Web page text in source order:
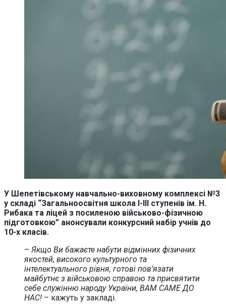
У Шепетівському навчально-виховному комплексі №3
у складі “Загальноосвітня школа І-ІІІ ступенів ім. Н.
Рибака та ліцей з посиленою військово-фізичною
підготовкою” анонсували конкурсний набір учнів до
10-х класів.
– Якщо Ви бажаєте набути відмінних фізичних
якостей, високого культурного та
інтелектуального рівня, готові пов’язати
майбутнє з військовою справою та присвятити
себе служінню народу України, ВАМ САМЕ ДО
НАС! – кажуть у закладі.